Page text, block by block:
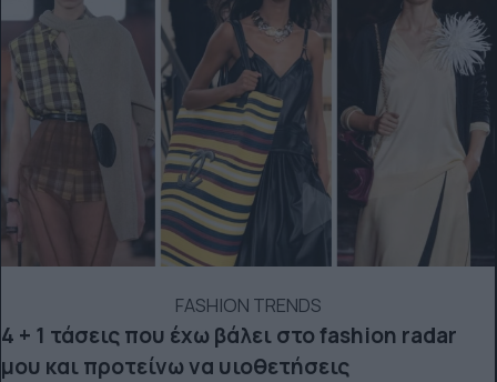
FASHION TRENDS
4 + 1 τάσεις που έχω βάλει στο fashion radar
μου και προτείνω να υιοθετήσεις